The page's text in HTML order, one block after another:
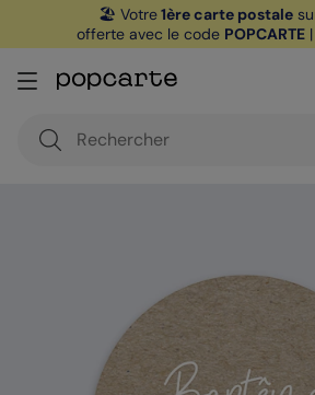
🏖️ Votre1ère carte postale
offerte avec le code POPCARTE|